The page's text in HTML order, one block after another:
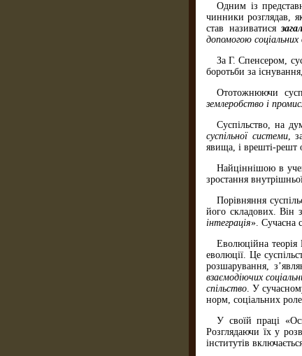
Одним із
чинники розглядав,
став називатися
допомогою
За Г. Спенсером,
боротьби за
Ототожнюючи
землеробство і
Суспільство, на
суспільної системи,
явища, і врешті-решт
Найціннішою в
зростання
Порівняння
його складових. Він
інтеграція». Сучасна
Еволюційна теорія
еволюції. Це
розшарування,
взаємодіючих
спільство. У
норм, соціальних
У своїй праці
Розглядаючи їх у
інститутів